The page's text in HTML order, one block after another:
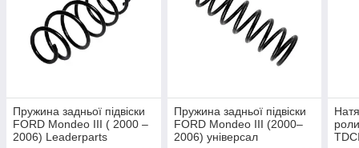
Пружина задньої підвіски
FORD Mondeo III ( 2000 –
2006) Leaderparts
Пружина задньої підвіски
FORD Mondeo III (2000–
2006) універсал